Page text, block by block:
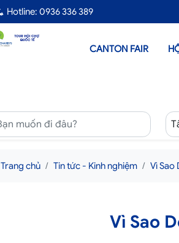
Hotline: 0936 336 389
CANTON FAIR
Trang chủ Tin tức - Kinh nghiệm Vì Sao
Vì Sao